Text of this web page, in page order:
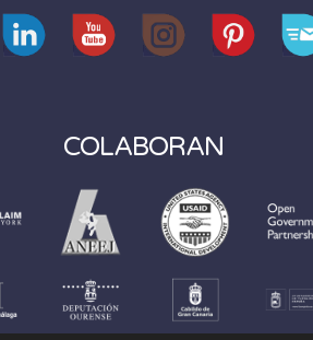
COLABORAN